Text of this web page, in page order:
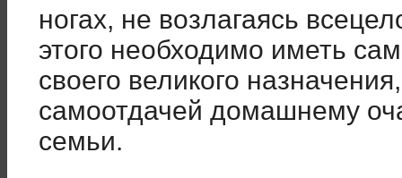
ногах, не возлагаясь
этого необходимо иметь
своего великого
самоотдачей домашнему
семьи.